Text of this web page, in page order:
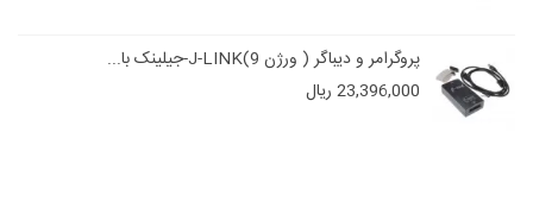
پروگرامر و دیباگر ( ورژن 9)J-LINK-جیلینک با...
23,396,000 ریال